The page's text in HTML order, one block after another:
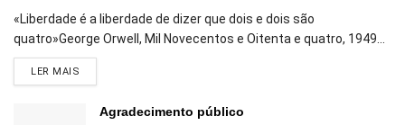
«Liberdade é a liberdade de dizer que dois e dois são
quatro»George Orwell, Mil Novecentos e Oitenta e quatro, 1949...
LER MAIS
Agradecimento público